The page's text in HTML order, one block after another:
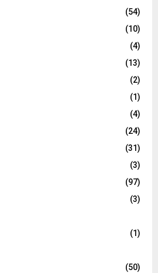
(54)
(10)
(4)
(13)
(2)
(1)
(4)
(24)
(31)
(3)
(97)
(3)
(1)
(50)